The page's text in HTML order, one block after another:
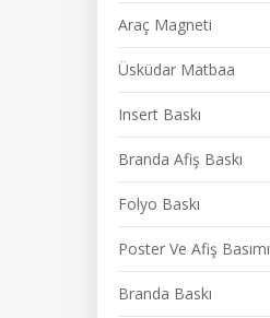
Araç Magneti
Üsküdar Matbaa
Insert Baskı
Branda Afiş Baskı
Folyo Baskı
Poster Ve Afiş Basımı
Branda Baskı